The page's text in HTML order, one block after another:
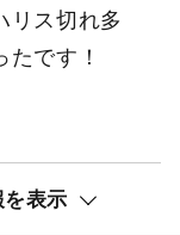
リス切れ多
です！
表示